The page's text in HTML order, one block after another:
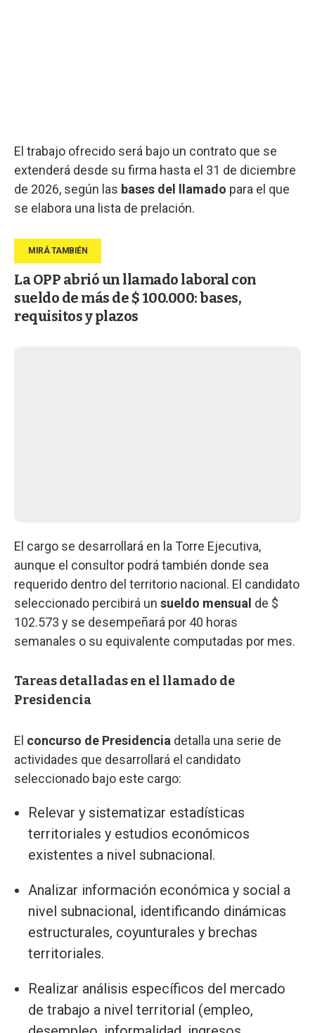
El trabajo ofrecido será bajo un contrato que se
extenderá desde su firma hasta el 31 de diciembre
de 2026, según las bases del llamado para el que
se elabora una lista de prelación.
La OPP abrió un llamado laboral con
sueldo de más de $ 100.000: bases,
requisitos y plazos
El cargo se desarrollará en la Torre Ejecutiva,
aunque el consultor podrá también donde sea
requerido dentro del territorio nacional. El candidato
seleccionado percibirá un sueldo mensual de $
102.573 y se desempeñará por 40 horas
semanales o su equivalente computadas por mes.
Tareas detalladas en el llamado de
Presidencia
El concurso de Presidencia detalla una serie de
actividades que desarrollará el candidato
seleccionado bajo este cargo:
Relevar y sistematizar estadísticas
territoriales y estudios económicos
existentes a nivel subnacional.
Analizar información económica y social a
nivel subnacional, identificando dinámicas
estructurales, coyunturales y brechas
territoriales.
Realizar análisis específicos del mercado
de trabajo a nivel territorial (empleo,